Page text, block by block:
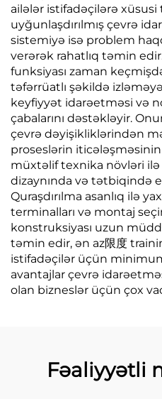
ailələr istifadəçilərə xüsusi
uyğunlaşdırılmış çevrə
sistemiyə isə problem
verərək rahatlıq təmin
funksiyası zaman
təfərrüatlı şəkildə
keyfiyyət idarəetməsi və
çabalarını dəstəkləyir.
çevrə dəyişikliklərindən
proseslərin iticələşməsinin
müxtəlif texnika növləri
dizaynında və tətbiqində
Quraşdırılma asanlıq ilə
terminalları və montaj
konstruksiyası uzun
təmin edir, ən az限度
istifadəçilər üçün
avantajlar çevrə
olan bizneslər üçün çox
Fəaliyyətli